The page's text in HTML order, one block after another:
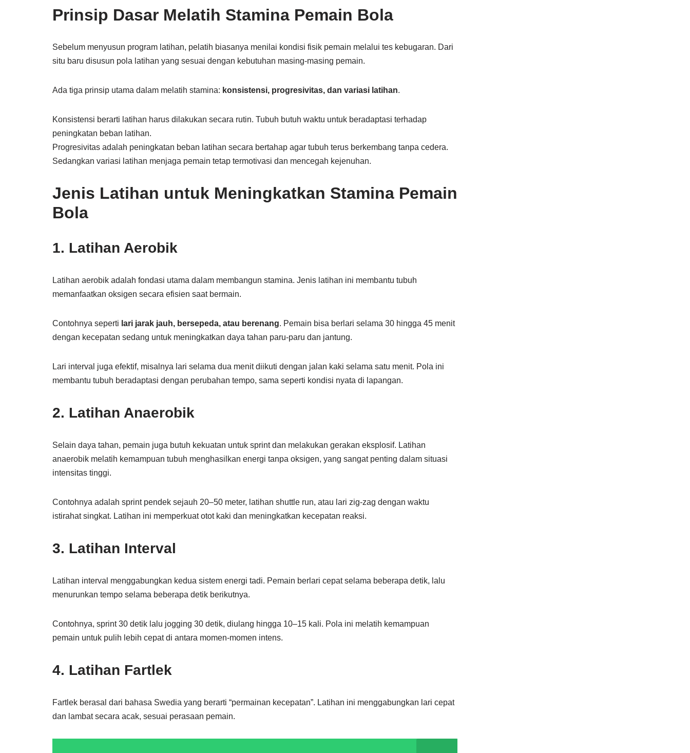
Prinsip Dasar Melatih Stamina Pemain Bola
Sebelum menyusun program latihan, pelatih biasanya menilai kondisi fisik pemain melalui tes kebugaran. Dari
situ baru disusun pola latihan yang sesuai dengan kebutuhan masing-masing pemain.
Ada tiga prinsip utama dalam melatih stamina: konsistensi, progresivitas, dan variasi latihan.
Konsistensi berarti latihan harus dilakukan secara rutin. Tubuh butuh waktu untuk beradaptasi terhadap
peningkatan beban latihan.
Progresivitas adalah peningkatan beban latihan secara bertahap agar tubuh terus berkembang tanpa cedera.
Sedangkan variasi latihan menjaga pemain tetap termotivasi dan mencegah kejenuhan.
Jenis Latihan untuk Meningkatkan Stamina Pemain
Bola
1. Latihan Aerobik
Latihan aerobik adalah fondasi utama dalam membangun stamina. Jenis latihan ini membantu tubuh
memanfaatkan oksigen secara efisien saat bermain.
Contohnya seperti lari jarak jauh, bersepeda, atau berenang. Pemain bisa berlari selama 30 hingga 45 menit
dengan kecepatan sedang untuk meningkatkan daya tahan paru-paru dan jantung.
Lari interval juga efektif, misalnya lari selama dua menit diikuti dengan jalan kaki selama satu menit. Pola ini
membantu tubuh beradaptasi dengan perubahan tempo, sama seperti kondisi nyata di lapangan.
2. Latihan Anaerobik
Selain daya tahan, pemain juga butuh kekuatan untuk sprint dan melakukan gerakan eksplosif. Latihan
anaerobik melatih kemampuan tubuh menghasilkan energi tanpa oksigen, yang sangat penting dalam situasi
intensitas tinggi.
Contohnya adalah sprint pendek sejauh 20–50 meter, latihan shuttle run, atau lari zig-zag dengan waktu
istirahat singkat. Latihan ini memperkuat otot kaki dan meningkatkan kecepatan reaksi.
3. Latihan Interval
Latihan interval menggabungkan kedua sistem energi tadi. Pemain berlari cepat selama beberapa detik, lalu
menurunkan tempo selama beberapa detik berikutnya.
Contohnya, sprint 30 detik lalu jogging 30 detik, diulang hingga 10–15 kali. Pola ini melatih kemampuan
pemain untuk pulih lebih cepat di antara momen-momen intens.
4. Latihan Fartlek
Fartlek berasal dari bahasa Swedia yang berarti “permainan kecepatan”. Latihan ini menggabungkan lari cepat
dan lambat secara acak, sesuai perasaan pemain.